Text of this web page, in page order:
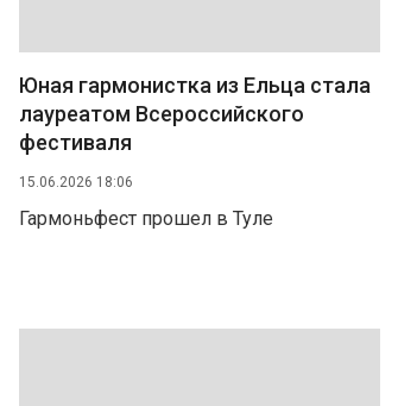
Юная гармонистка из Ельца стала
лауреатом Всероссийского
фестиваля
15.06.2026 18:06
Гармоньфест прошел в Туле